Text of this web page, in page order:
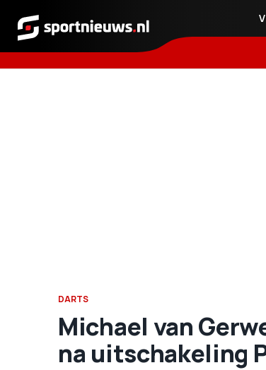
Sportnieuws.nl
DARTS
Michael van
na uitschakeling